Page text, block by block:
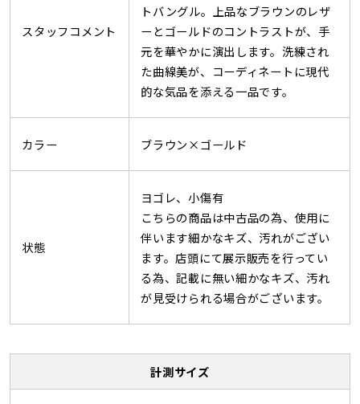
スタッフコメント
トバングル。上品なブラウンのレザ
ーとゴールドのコントラストが、手
元を華やかに演出します。洗練され
た曲線美が、コーディネートに現代
的な気品を添える一品です。
カラー ブラウン×ゴールド
状態
ヨゴレ、小傷有
こちらの商品は中古品の為、使用に
伴います細かなキズ、汚れがござい
ます。店頭にて展示販売を行ってい
る為、記載に無い細かなキズ、汚れ
が見受けられる場合がございます。
計測サイズ